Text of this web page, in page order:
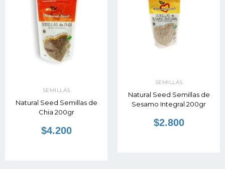
SEMILLAS
Natural Seed Semillas de
Chia 200gr
$4.200
SEMILLAS
Natural Seed Semillas de
Sesamo Integral 200gr
$2.800